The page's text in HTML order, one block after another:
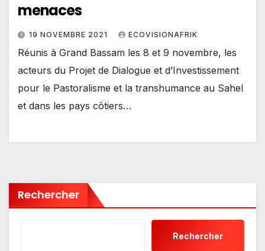
menaces
19 NOVEMBRE 2021 ECOVISIONAFRIK
Réunis à Grand Bassam les 8 et 9 novembre, les
acteurs du Projet de Dialogue et d’Investissement
pour le Pastoralisme et la transhumance au Sahel
et dans les pays côtiers…
Rechercher
Rechercher